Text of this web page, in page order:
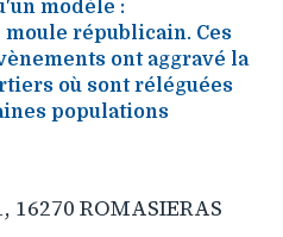
modèle :
républicain. Ces
ont aggravé la
où sont réléguées
populations
16270 ROMASIERAS